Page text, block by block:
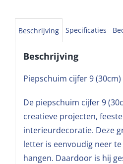
Beschrijving Specificaties
Beschrijving
Piepschuim cijfer 9 (30cm)
De piepschuim cijfer 9
creatieve projecten,
interieurdecoratie. Deze
letter is eenvoudig neer
hangen. Daardoor is hij